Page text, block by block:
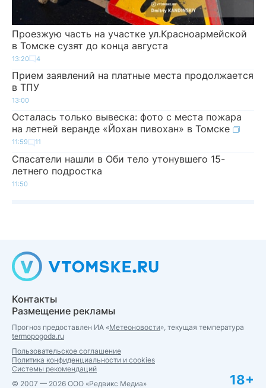
Проезжую часть на участке ул.Красноармейской
в Томске сузят до конца августа
13:20 4
Прием заявлений на платные места продолжается
в ТПУ
13:00
Осталась только вывеска: фото с места пожара
на летней веранде «Йохан пивохан» в Томске
11:59 11
Спасатели нашли в Оби тело утонувшего 15-
летнего подростка
11:50
Контакты
Размещение рекламы
Прогноз предоставлен ИА «Метеоновости», текущая температура
termopogoda.ru
Пользовательское соглашение
Политика конфиденциальности и cookies
Системы рекомендаций
© 2007 — 2026 ООО «Редвикс Медиа»
18+